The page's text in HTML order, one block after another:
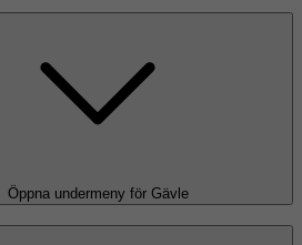
Öppna undermeny för Gävle